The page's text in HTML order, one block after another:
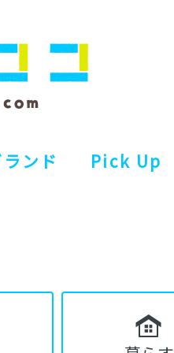
ンド Pick Up